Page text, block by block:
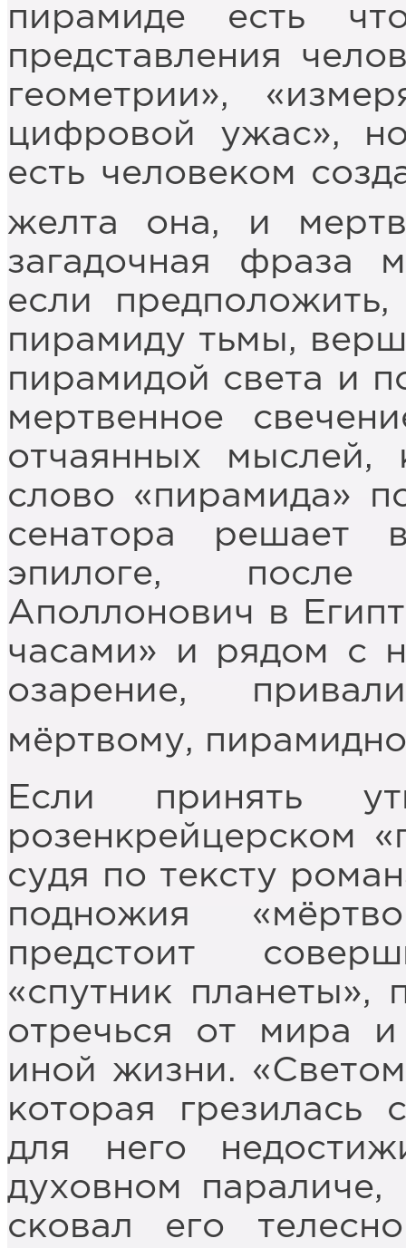
пирамиде есть
представления
геометрии»,
цифровой ужас»,
есть человеком
желта она, и
загадочная фраза
если
пирамиду тьмы,
пирамидой света и
мертвенное
отчаянных мыслей,
слово «пирамида»
сенатора решает
эпилоге, после
Аполлонович в
часами» и рядом с
озарение,
мёртвому,
Если принять
розенкрейцерском
судя по тексту
подножия
предстоит
«спутник планеты»,
отречься от мира
иной жизни.
которая грезилась
для него
духовном
сковал его